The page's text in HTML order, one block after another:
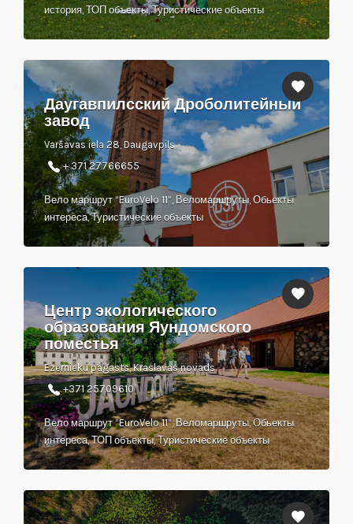
история, ТОП объекты, Туристические объекты
Даугавпилсский Дроболитейный
завод
Varšavas iela 28, Daugavpils
+ 371 27766655
Вело маршрут “EuroVelo 11”, Веломаршруты, Обьекты
интереса, Туристические объекты
Центр экологического
образования Яундомского
поместья
Ezernieku pagasts, Kraslavas novads
+371 25709610
Вело маршрут “EuroVelo 11”, Веломаршруты, Обьекты
интереса, ТОП объекты, Туристические объекты